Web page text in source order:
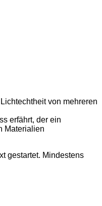
von mehreren
erfährt, der ein
Materialien
gestartet. Mindestens